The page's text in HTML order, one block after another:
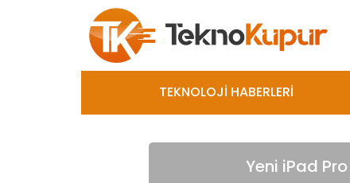
TEKNOLOJİ HABERLERİ
Yeni iPad